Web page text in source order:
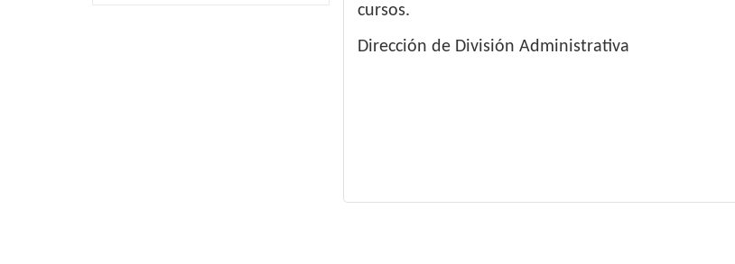
cursos.
Dirección de División Administrativa